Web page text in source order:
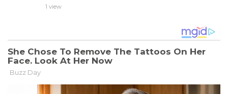
1 view